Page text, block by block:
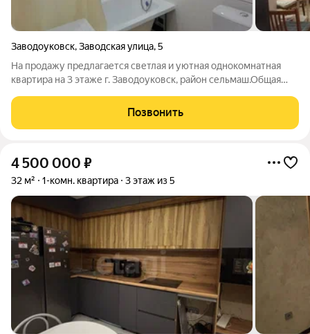
Заводоуковск,Заводская улица,5
На продажу предлагается светлая и уютная однокомнатная
квартира на 3 этаже г. Заводоуковск, район сельмаш.Общая
Заменена вся проводка, стены оштукатурены, поклеены
качествене обои, потолок так же
Позвонить
4 500 000 ₽
32 м² 1-комн. квартира 3 этаж из 5